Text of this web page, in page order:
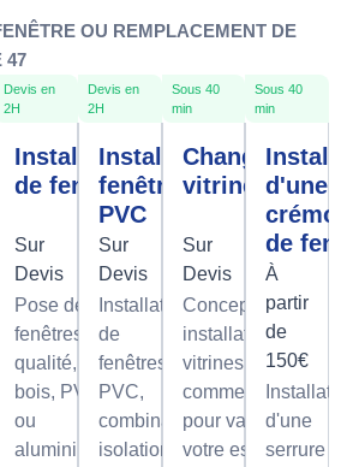
OU REMPLACEMENT DE
47
Devis en
2H
Installation
de fenêtre
Sur
Devis
Pose de
fenêtres de
qualité, en
bois, PVC
ou
aluminium,
Devis en
2H
Installation
fenêtre
PVC
Sur
Devis
Installation
de
fenêtres
PVC,
combinant
isolation
Sous 40
min
Changement
vitrine
Sur
Devis
Conception et
installation de
vitrines
commerciales
pour valoriser
votre espace
Sous 40
min
d'une
de
À
partir
de
150€
d'une
serrure à